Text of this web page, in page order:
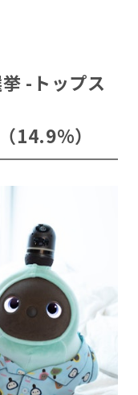
-トップス
14.9%）